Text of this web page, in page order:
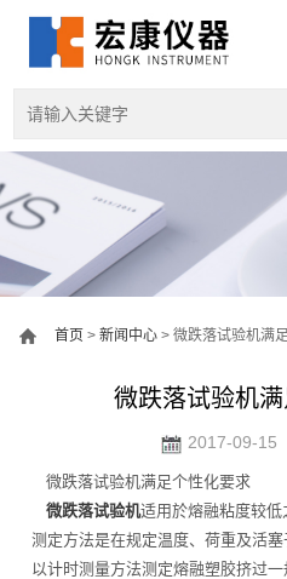
首页 >新闻中心 > 微跌落试验机满
微跌落试验机
2017-09-15
微跌落试验机满足个性化要求
微跌落试验机适用於熔融粘度较低
测定方法是在规定温度、荷重及活塞
以计时测量方法测定熔融塑胶挤过